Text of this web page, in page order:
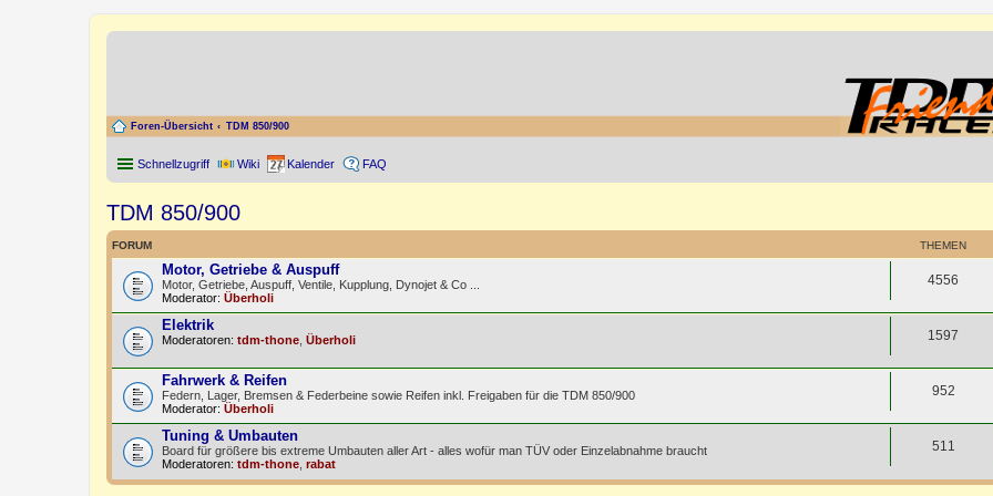
Foren-Übersicht TDM 850/900
Schnellzugriff Wiki Kalender FAQ
TDM 850/900
FORUM THEMEN
Motor, Getriebe & Auspuff
Motor, Getriebe, Auspuff, Ventile, Kupplung, Dynojet & Co ...
Moderator: Überholi
4556
Elektrik
Moderatoren: tdm-thone Überholi 1597
Fahrwerk & Reifen
Federn, Lager, Bremsen & Federbeine sowie Reifen inkl. Freigaben für die TDM 850/900
Moderator: Überholi
952
Tuning & Umbauten
Board für größere bis extreme Umbauten aller Art - alles wofür man TÜV oder Einzelabnahme braucht
Moderatoren: tdm-thone rabat
511